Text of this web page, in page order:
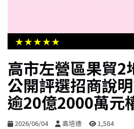
合
影
音
★★★★★
高市左營區果貿2
公開評選招商說
逾20億2000萬元
2026/06/04 高培德 1,584